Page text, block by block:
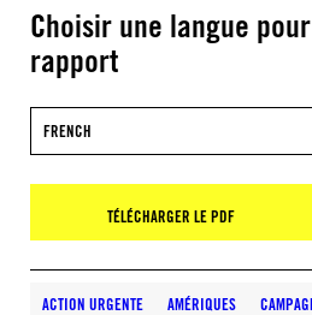
Choisir une langue
rapport
FRENCH
TÉLÉCHARGER LE PDF
ACTION URGENTE AMÉRIQUES